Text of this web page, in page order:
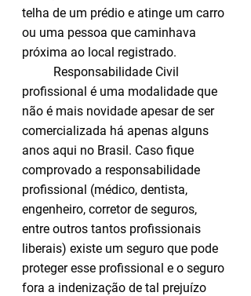
telha de um prédio e atinge um carro
ou uma pessoa que caminhava
próxima ao local registrado.
Responsabilidade Civil
profissional é uma modalidade que
não é mais novidade apesar de ser
comercializada há apenas alguns
anos aqui no Brasil. Caso fique
comprovado a responsabilidade
profissional (médico, dentista,
engenheiro, corretor de seguros,
entre outros tantos profissionais
liberais) existe um seguro que pode
proteger esse profissional e o seguro
fora a indenização de tal prejuízo